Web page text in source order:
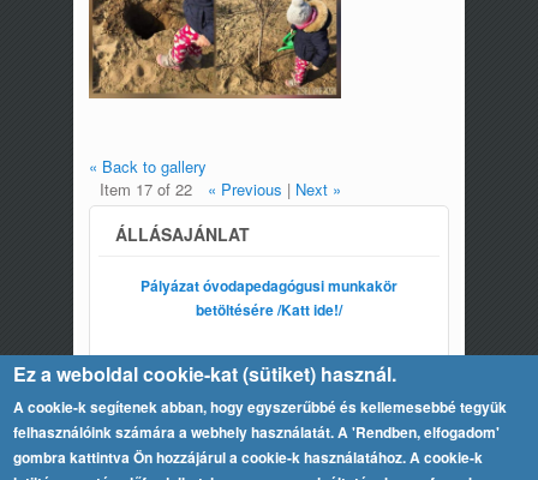
« Back to gallery
Item 17 of 22
« Previous | Next »
ÁLLÁSAJÁNLAT
Pályázat óvodapedagógusi munkakör
betöltésére /Katt ide!/
Ez a weboldal cookie-kat (sütiket) használ.
A cookie-k segítenek abban, hogy egyszerűbbé és kellemesebbé tegyük
felhasználóink számára a webhely használatát. A 'Rendben, elfogadom'
gombra kattintva Ön hozzájárul a cookie-k használatához. A cookie-k